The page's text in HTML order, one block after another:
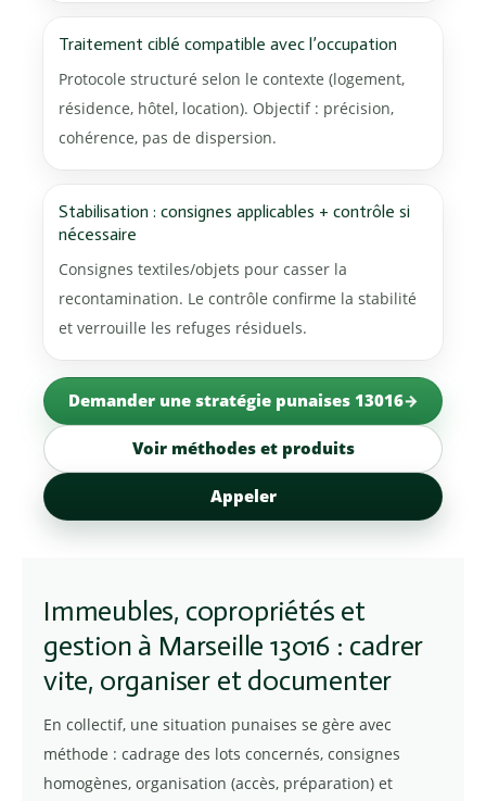
Traitement ciblé compatible avec l’occupation
Protocole structuré selon le contexte (logement,
résidence, hôtel, location). Objectif : précision,
cohérence, pas de dispersion.
Stabilisation : consignes applicables + contrôle si
nécessaire
Consignes textiles/objets pour casser la
recontamination. Le contrôle confirme la stabilité
et verrouille les refuges résiduels.
Demander une stratégie punaises 13016
Voir méthodes et produits
Appeler
Immeubles, copropriétés et
gestion à Marseille 13016 : cadrer
vite, organiser et documenter
En collectif, une situation punaises se gère avec
méthode : cadrage des lots concernés, consignes
homogènes, organisation (accès, préparation) et